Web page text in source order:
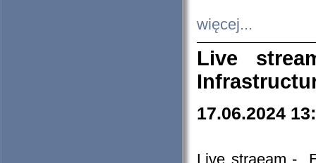
więcej...
Live
17.06.2024
Live straeam -